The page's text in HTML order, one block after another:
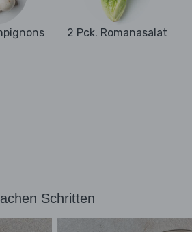
2 Pck. Romanasalat
Schritten